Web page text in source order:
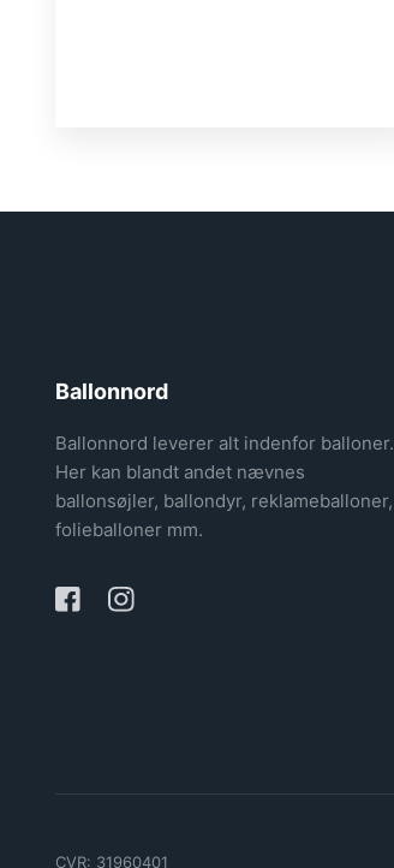
Ballonnord
Ballonnord leverer alt indenfor balloner.
Her kan blandt andet nævnes
ballonsøjler, ballondyr, reklameballoner,
folieballoner mm.
CVR​: 31960401